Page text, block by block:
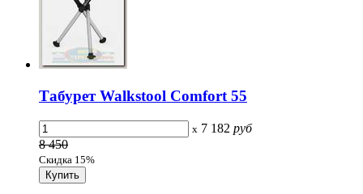
Табурет Walkstool Comfort 55
x 7 182 руб
8 450
Скидка 15%